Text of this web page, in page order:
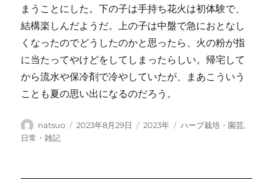
まうことにした。下の子は手持ち花火は初体験で、
結構楽しんだようだ。上の子は中盤で急におとなし
くなったのでどうしたのかと思ったら、火の粉が指
に当たってやけどをしてしまったらしい。帰宅して
から流水や保冷剤で冷やしていたが、まあこういう
ことも夏の思い出になるのだろう。
投
稿
natsuo
投
2023年8月29日
カ
2023年
タ
ハーブ栽培・園芸,
日常・雑記